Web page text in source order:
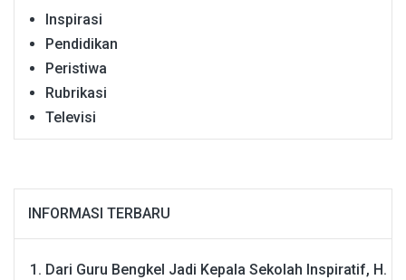
Inspirasi
Pendidikan
Peristiwa
Rubrikasi
Televisi
INFORMASI TERBARU
Dari Guru Bengkel Jadi Kepala Sekolah Inspiratif, H.